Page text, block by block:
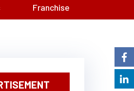
Franchise